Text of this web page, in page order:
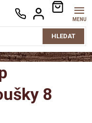
HLEDAT
NÁKUPNÍ
KOŠÍK
8